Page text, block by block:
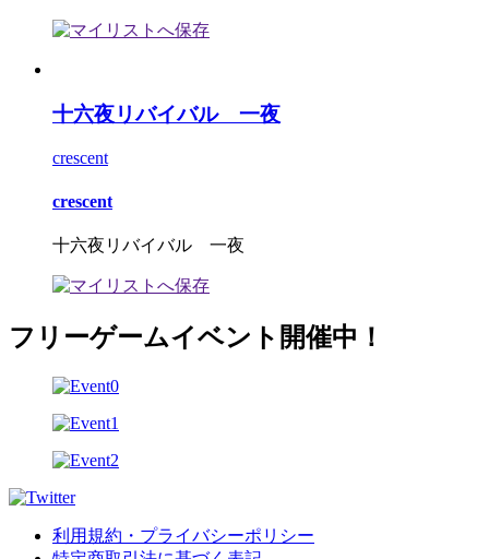
十六夜リバイバル 一夜
crescent
crescent
十六夜リバイバル 一夜
フリーゲームイベント開催中！
利用規約・プライバシーポリシー